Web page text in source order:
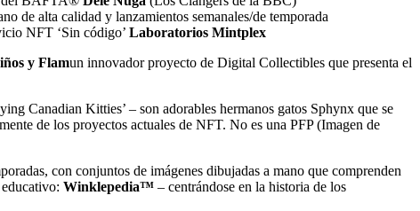
de alta calidad y lanzamientos semanales/de temporada
NFT ‘Sin código’ Laboratorios Mintplex
y Flamun innovador proyecto de Digital Collectibles que presenta el
Canadian Kitties’ – son adorables hermanos gatos Sphynx que se
de los proyectos actuales de NFT. No es una PFP (Imagen de
con conjuntos de imágenes dibujadas a mano que comprenden
Winklepedia™ – centrándose en la historia de los